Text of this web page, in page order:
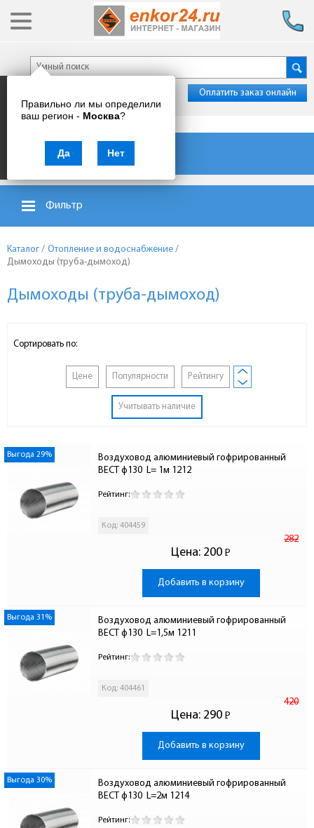
Правильно ли мы определили
ваш регион - Москва?
Да Нет
Оплатить заказ онлайн
Каталог товаров
Фильтр
Каталог / Отопление и водоснабжение /
Дымоходы (труба-дымоход)
Дымоходы (труба-дымоход)
Сортировать по:
Цене Популярности Рейтингу
Учитывать наличие
Выгода 29%
Воздуховод алюминиевый гофрированный
ВЕСТ ф130  L= 1м 1212
Рейтинг:
Код: 404459
Цена:
282
200 Р
-
Добавить в корзину
Выгода 31%
Воздуховод алюминиевый гофрированный
ВЕСТ ф130  L=1,5м 1211
Рейтинг:
Код: 404461
Цена:
420
290 Р
-
Добавить в корзину
Выгода 30%
Воздуховод алюминиевый гофрированный
ВЕСТ ф130  L=2м 1214
Рейтинг: